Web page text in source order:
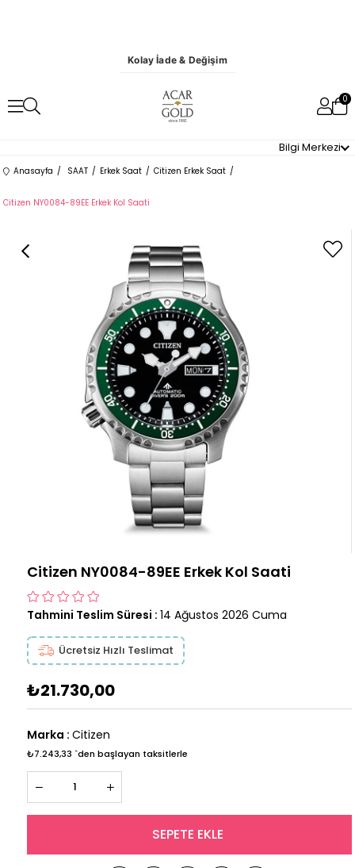
Kolay İade & Değişim
0
Bilgi Merkezi
Anasayfa SAAT Erkek Saat Citizen Erkek Saat
Citizen NY0084-89EE Erkek Kol Saati
Citizen NY0084-89EE Erkek Kol Saati
Tahmini Teslim Süresi : 14 Ağustos 2026 Cuma
Ücretsiz Hızlı Teslimat
₺21.730,00
Marka : Citizen
₺7.243,33 `den başlayan taksitlerle